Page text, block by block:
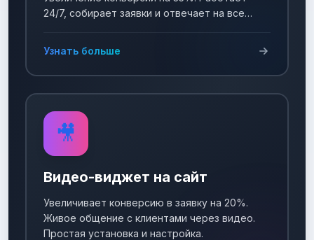
24/7, собирает заявки и отвечает на все
Узнать больше
🎥
Видео-виджет на сайт
Увеличивает конверсию в заявку на 20%.
Живое общение с клиентами через видео.
Простая установка и настройка.